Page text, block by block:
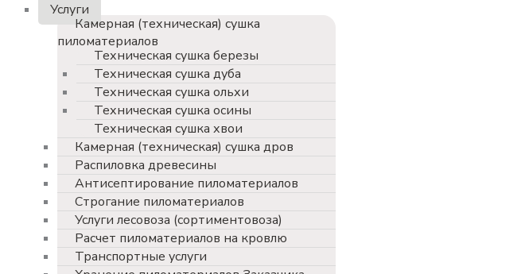
Услуги
Камерная (техническая) сушка
пиломатериалов
Техническая сушка березы
Техническая сушка дуба
Техническая сушка ольхи
Техническая сушка осины
Техническая сушка хвои
Камерная (техническая) сушка дров
Распиловка древесины
Антисептирование пиломатериалов
Строгание пиломатериалов
Услуги лесовоза (сортиментовоза)
Расчет пиломатериалов на кровлю
Транспортные услуги